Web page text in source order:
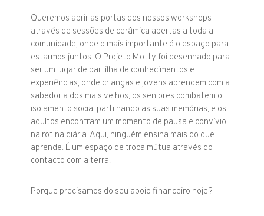
Queremos abrir as portas dos nossos workshops
através de sessões de cerâmica abertas a toda a
comunidade, onde o mais importante é o espaço para
estarmos juntos. O Projeto Motty foi desenhado para
ser um lugar de partilha de conhecimentos e
experiências, onde crianças e jovens aprendem com a
sabedoria dos mais velhos, os seniores combatem o
isolamento social partilhando as suas memórias, e os
adultos encontram um momento de pausa e convívio
na rotina diária. Aqui, ninguém ensina mais do que
aprende. É um espaço de troca mútua através do
contacto com a terra.
Porque precisamos do seu apoio financeiro hoje?